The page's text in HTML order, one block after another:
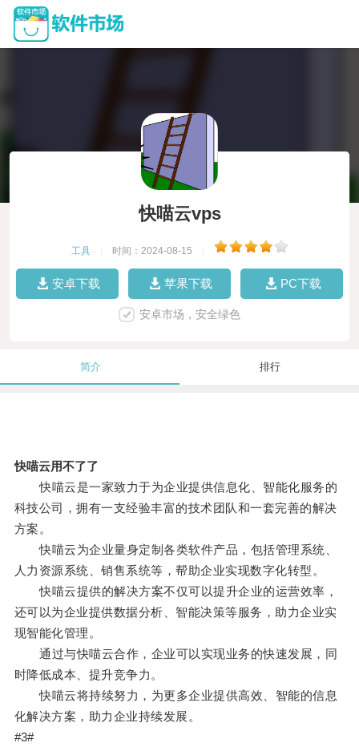
快喵云vps
工具 时间：2024-08-15
安卓下载 苹果下载 PC下载
安卓市场，安全绿色
简介 排行
快喵云用不了了
快喵云是一家致力于为企业提供信息化、智能化服务的
科技公司，拥有一支经验丰富的技术团队和一套完善的解决
方案。
快喵云为企业量身定制各类软件产品，包括管理系统、
人力资源系统、销售系统等，帮助企业实现数字化转型。
快喵云提供的解决方案不仅可以提升企业的运营效率，
还可以为企业提供数据分析、智能决策等服务，助力企业实
现智能化管理。
通过与快喵云合作，企业可以实现业务的快速发展，同
时降低成本、提升竞争力。
快喵云将持续努力，为更多企业提供高效、智能的信息
化解决方案，助力企业持续发展。
#3#